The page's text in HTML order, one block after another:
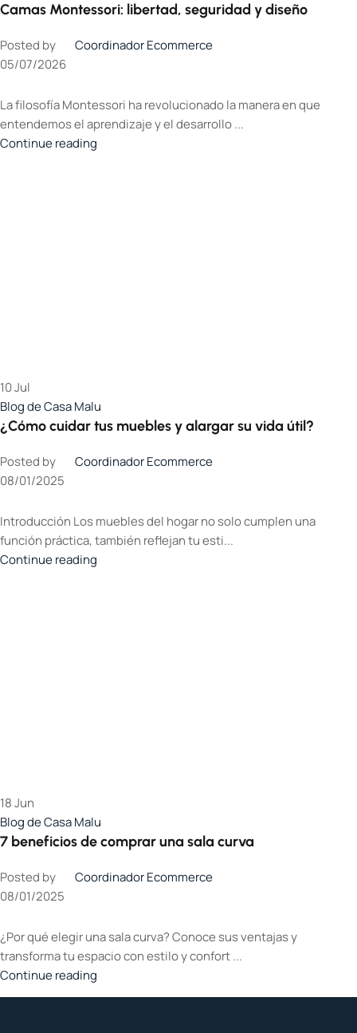
Camas Montessori: libertad, seguridad y diseño
Posted by
Coordinador Ecommerce
05/07/2026
La filosofía Montessori ha revolucionado la manera en que
entendemos el aprendizaje y el desarrollo ...
Continue reading
10Jul
Blog de Casa Malu
¿Cómo cuidar tus muebles y alargar su vida útil?
Posted by
Coordinador Ecommerce
08/01/2025
Introducción Los muebles del hogar no solo cumplen una
función práctica, también reflejan tu esti...
Continue reading
18Jun
Blog de Casa Malu
7 beneficios de comprar una sala curva
Posted by
Coordinador Ecommerce
08/01/2025
¿Por qué elegir una sala curva? Conoce sus ventajas y
transforma tu espacio con estilo y confort ...
Continue reading